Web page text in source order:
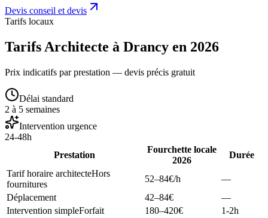
Devis conseil et devis
Tarifs locaux
Tarifs Architecte à Drancy en 2026
Prix indicatifs par prestation — devis précis gratuit
Délai standard
2 à 5 semaines
Intervention urgence
24-48h
Prestation
Fourchette locale
2026
Durée
Tarif horaire architecteHors
fournitures
52–84€/h
—
Déplacement
42–84€
—
Intervention simpleForfait 180–420€
1-2h